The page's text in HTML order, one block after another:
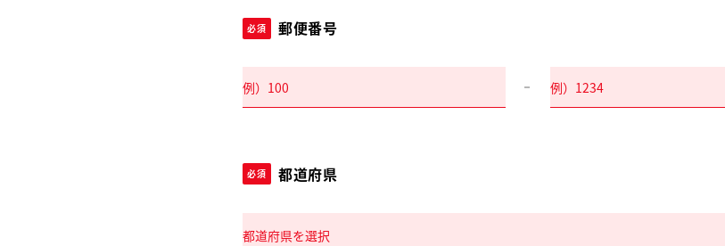
必須 郵便番号
必須 都道府県